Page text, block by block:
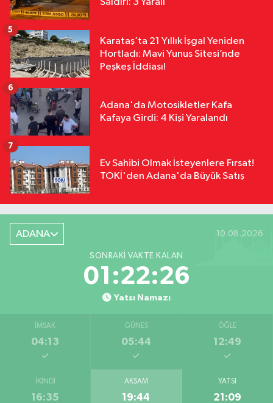
Saldırı: 3 Yaralı
Karataş’ta 21 Yıllık İşgal Yeniden
Hortladı: Mavi Yunus Sitesi’nde
Peşkeş İddiası!
5
Adana'da Motosikletler Kafa
Kafaya Girdi: 4 Kişi Yaralandı
6
Ev Sahibi Olmak İsteyenlere Fırsat!
TOKİ'den Adana'da Büyük Satış
7
ADANA 10.08.2026
SONRAKI VAKTE KALAN
01:22:25
Yatsı Namazı
İMSAK
04:13
GÜNEŞ
05:44
ÖĞLE
12:49
İKINDI
16:35
AKŞAM
19:44
YATSI
21:09